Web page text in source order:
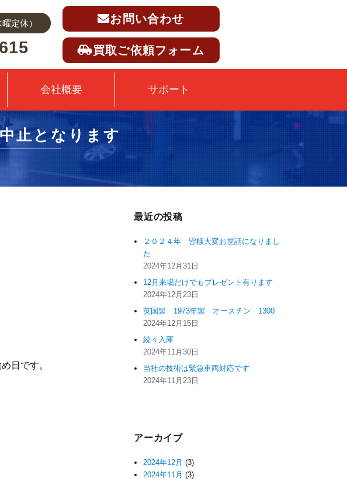
定休） お問い合わせ
買取ご依頼フォーム
会社概要 サポート
止となります
日です。
最近の投稿
２０２４年 皆様大変お世話になりまし
た
2024年12月31日
12月来場だけでもプレゼント有ります
2024年12月23日
英国製 1973年製 オースチン 1300
2024年12月15日
続々入庫
2024年11月30日
当社の技術は緊急車両対応です
2024年11月23日
アーカイブ
2024年12月 (3)
2024年11月 (3)